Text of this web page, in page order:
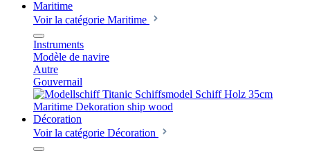
Maritime
Voir la catégorie Maritime
Instruments
Modèle de navire
Autre
Gouvernail
Décoration
Voir la catégorie Décoration